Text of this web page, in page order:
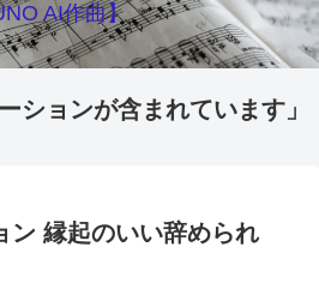
AI作曲】
ションが含まれています」
ン 縁起のいい辞められ